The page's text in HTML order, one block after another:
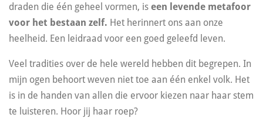
draden die één geheel vormen, is een levende metafoor
voor het bestaan zelf. Het herinnert ons aan onze
heelheid. Een leidraad voor een goed geleefd leven.
Veel tradities over de hele wereld hebben dit begrepen. In
mijn ogen behoort weven niet toe aan één enkel volk. Het
is in de handen van allen die ervoor kiezen naar haar stem
te luisteren. Hoor jij haar roep?